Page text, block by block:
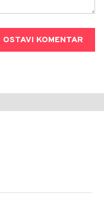
OSTAVI KOMENTAR